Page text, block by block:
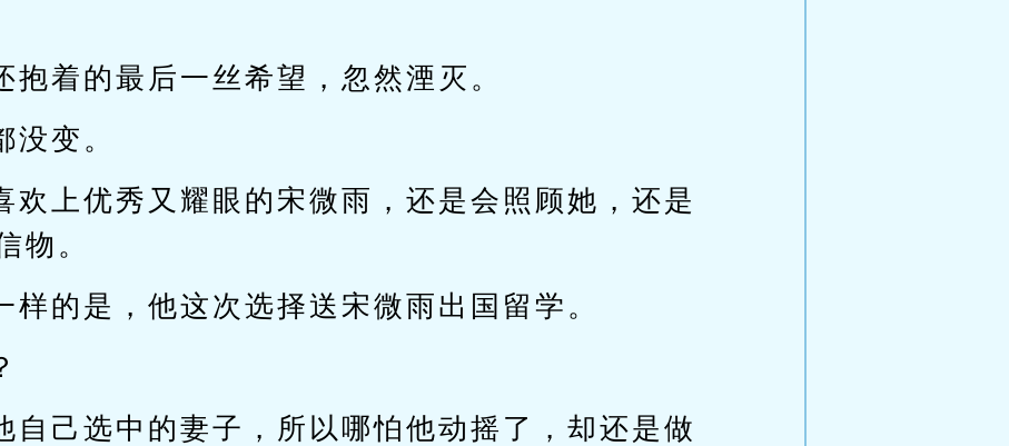
抱着的最后一丝希望，忽然湮灭。
没变。
欢上优秀又耀眼的宋微雨，还是会照顾她，还是
物。
样的是，他这次选择送宋微雨出国留学。
自己选中的妻子，所以哪怕他动摇了，却还是做